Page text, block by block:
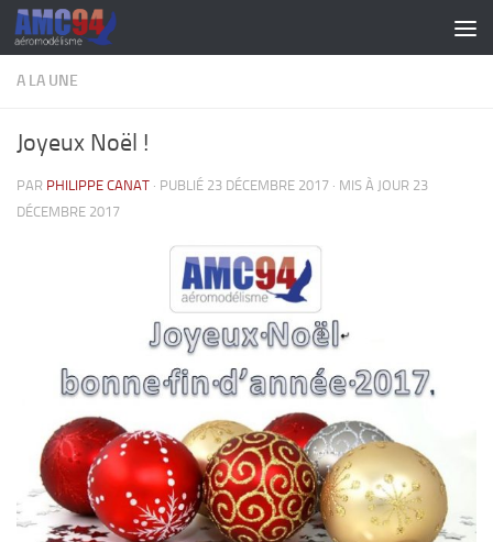
Skip to content
A LA UNE
Joyeux Noël !
PAR PHILIPPE CANAT · PUBLIÉ 23 DÉCEMBRE 2017 · MIS À JOUR 23
DÉCEMBRE 2017